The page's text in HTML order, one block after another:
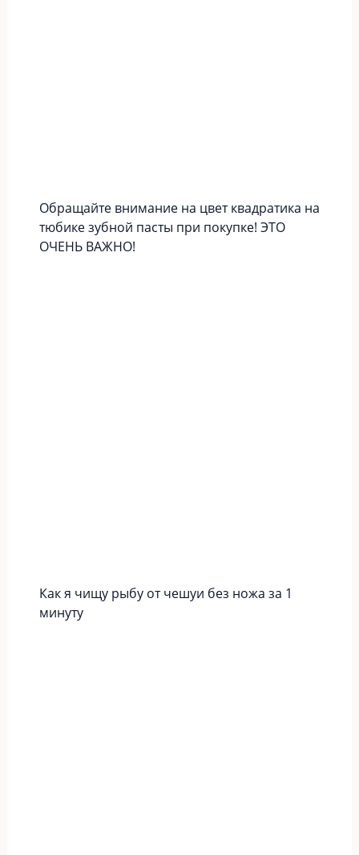
Обращайте внимание на цвет квадратика на
тюбике зубной пасты при покупке! ЭТО
ОЧЕНЬ ВАЖНО!
Как я чищу рыбу от чешуи без ножа за 1
минуту